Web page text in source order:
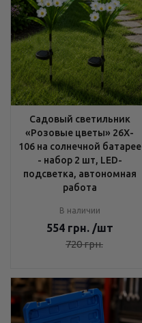
Садовый светильник
«Розовые цветы» 26X-
106 на солнечной батарее
- набор 2 шт, LED-
подсветка, автономная
работа
В наличии
554 грн. /шт
720грн.